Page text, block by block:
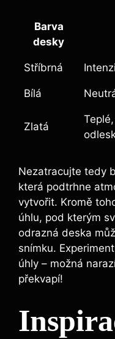
Barva
desky
Stříbrná
Bílá
Zlatá
Nezatracujte tedy
která podtrhne
vytvořit. Kromě​
úhlu,⁢ pod kterým‌
odrazná⁣ deska
snímku.
úhly – možná
překvapí!